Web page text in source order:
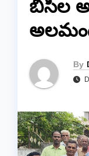
బీసీల
By